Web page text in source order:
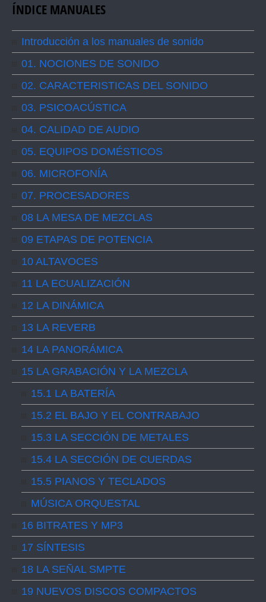
ÍNDICE MANUALES
Introducción a los manuales de sonido
01. NOCIONES DE SONIDO
02. CARACTERISTICAS DEL SONIDO
03. PSICOACÚSTICA
04. CALIDAD DE AUDIO
05. EQUIPOS DOMÉSTICOS
06. MICROFONÍA
07. PROCESADORES
08 LA MESA DE MEZCLAS
09 ETAPAS DE POTENCIA
10 ALTAVOCES
11 LA ECUALIZACIÓN
12 LA DINÁMICA
13 LA REVERB
14 LA PANORÁMICA
15 LA GRABACIÓN Y LA MEZCLA
15.1 LA BATERÍA
15.2 EL BAJO Y EL CONTRABAJO
15.3 LA SECCIÓN DE METALES
15.4 LA SECCIÓN DE CUERDAS
15.5 PIANOS Y TECLADOS
MÚSICA ORQUESTAL
16 BITRATES Y MP3
17 SÍNTESIS
18 LA SEÑAL SMPTE
19 NUEVOS DISCOS COMPACTOS